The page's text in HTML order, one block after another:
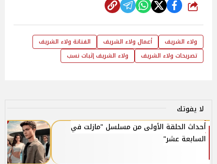
شارك
ولاء الشريف أعمال ولاء الشريف
الفنانة ولاء الشريف
تصريحات ولاء الشريف
ولاء الشريف إثبات نسب
لا يفوتك
أحداث الحلقة الأولى من مسلسل "مازلت في
السابعة عشر"